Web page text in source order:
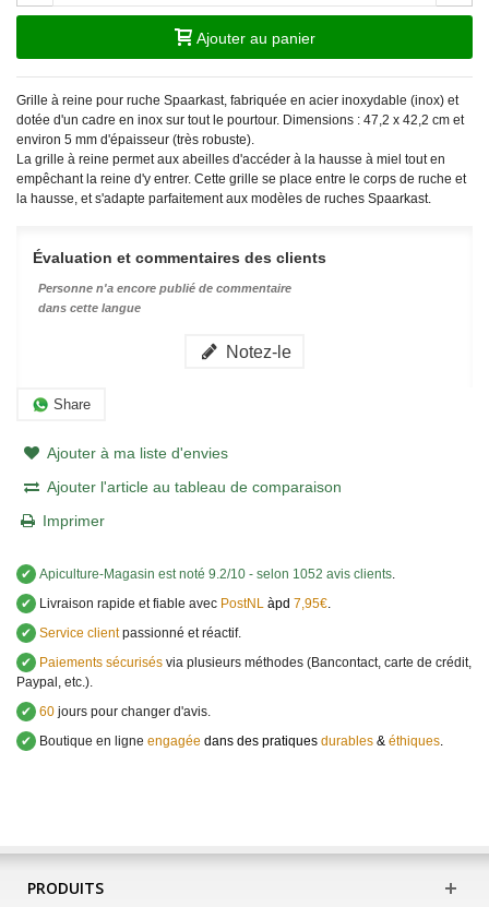
Ajouter au panier
Grille à reine pour ruche Spaarkast, fabriquée en acier inoxydable (inox) et
dotée d'un cadre en inox sur tout le pourtour. Dimensions : 47,2 x 42,2 cm et
environ 5 mm d'épaisseur (très robuste).
La grille à reine permet aux abeilles d'accéder à la hausse à miel tout en
empêchant la reine d'y entrer. Cette grille se place entre le corps de ruche et
la hausse, et s'adapte parfaitement aux modèles de ruches Spaarkast.
Évaluation et commentaires des clients
Personne n'a encore publié de commentaire
dans cette langue
Notez-le
Share
Ajouter à ma liste d'envies
Ajouter l'article au tableau de comparaison
Imprimer
✔ Apiculture-Magasin est noté 9.2/10 - selon 1052 avis clients.
✔
Livraison rapide et fiable avec PostNL àpd 7,95€.
✔ Service clientpassionné et réactif.
✔
Paiements sécurisés via plusieurs méthodes (Bancontact, carte de crédit,
Paypal, etc.).
✔ 60 jours pour changer d'avis.
✔
Boutique en ligne engagée dans des pratiques durables & éthiques.
PRODUITS